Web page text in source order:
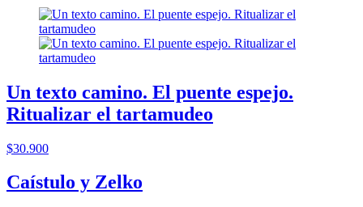
Un texto camino. El puente espejo.
Ritualizar el tartamudeo
$30.900
Caístulo y Zelko